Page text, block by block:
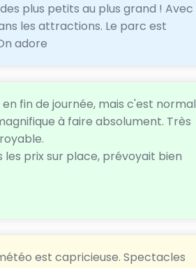
plus petits au plus grand ! Avec
les attractions. Le parc est
adore
fin de journée, mais c'est normal
à faire absolument. Très
prix sur place, prévoyait bien
est capricieuse. Spectacles